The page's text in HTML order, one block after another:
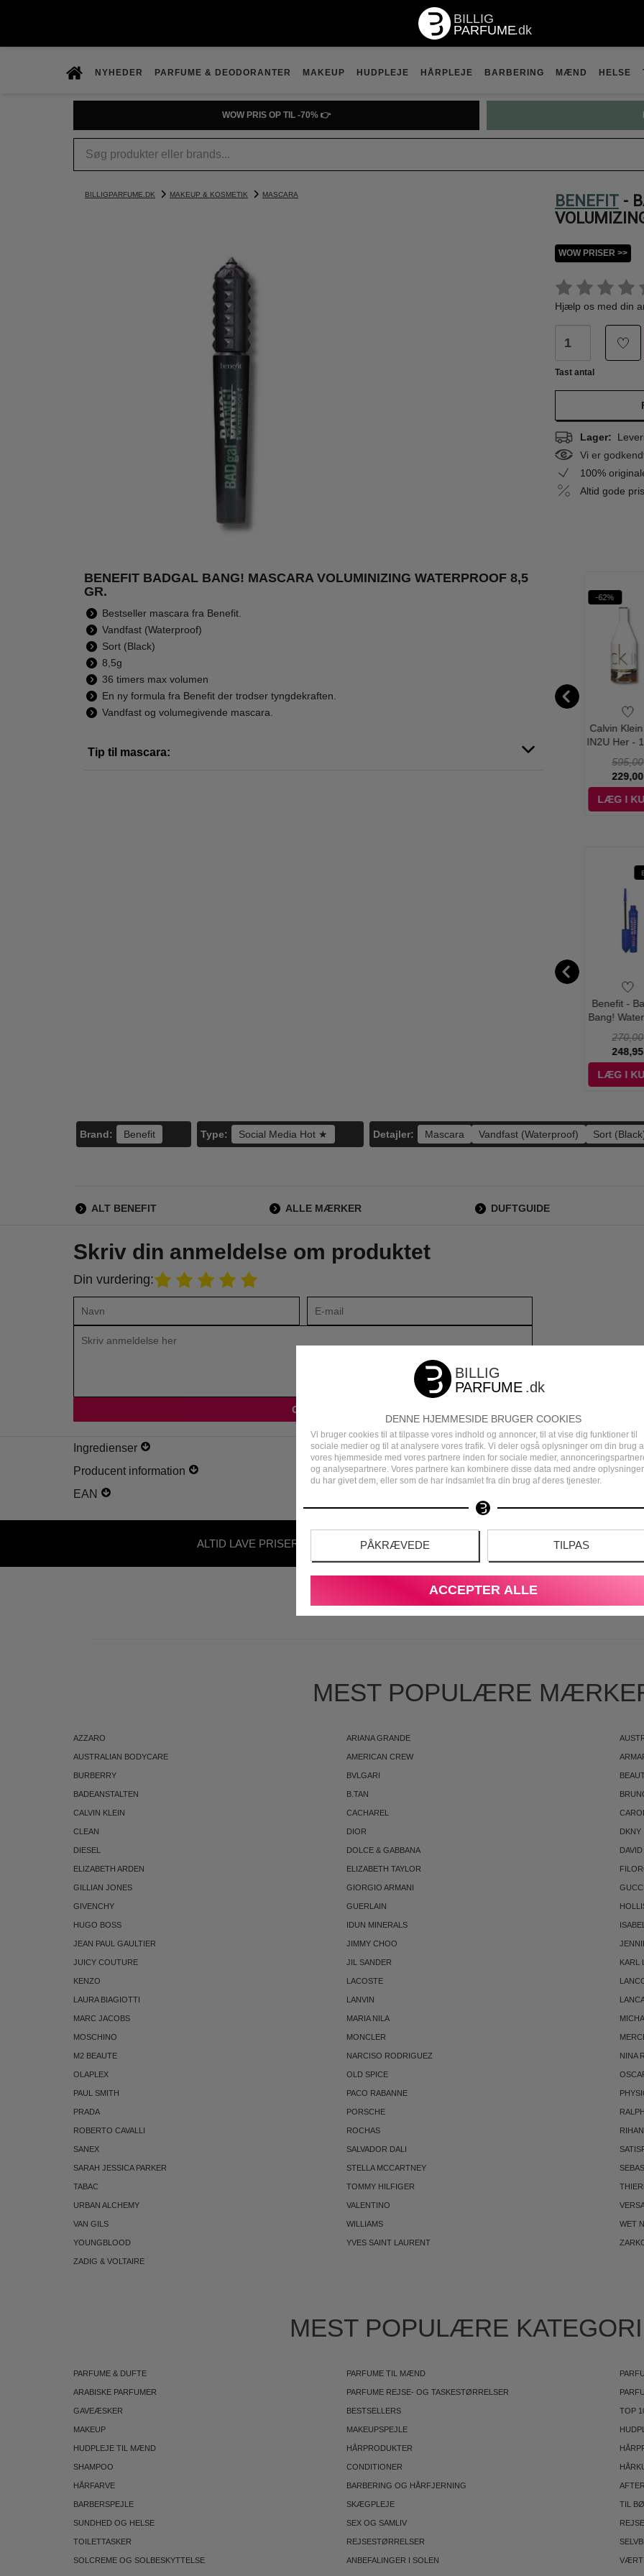
DENNE HJEMMESIDE BRUGER COOKIES
Vi bruger cookies til at tilpasse vores indhold og annoncer, til at vise dig funktioner til
sociale medier og til at analysere vores trafik. Vi deler også oplysninger om din brug
vores hjemmeside med vores partnere inden for sociale medier,
og analysepartnere. Vores partnere kan kombinere disse data med andre oplysninger,
du har givet dem, eller som de har indsamlet fra din brug af deres tjenester.
PÅKRÆVEDE TILPAS
ACCEPTER ALLE
NYHEDER PARFUME & DEODORANTER MAKEUP HUDPLEJE HÅRPLEJE BARBERING MÆND HELSE
WOW PRIS OP TIL -70% 👉
BILLIGPARFUME.DK MAKEUP & KOSMETIK MASCARA BENEFIT -
WOW PRISER >>
Hjælp os med din
Tast antal
Lager:
Vi er
100%
Altid gode
BENEFIT BADGAL BANG! MASCARA VOLUMINIZING WATERPROOF 8,5
GR.
Bestseller mascara fra Benefit.
Vandfast (Waterproof)
Sort (Black)
8,5g
36 timers max volumen
En ny formula fra Benefit der trodser tyngdekraften.
Vandfast og volumegivende mascara.
Tip til mascara:
Tinted Lip & Cheek
4g
-62%
Calvin
IN2U Her -
595,00
229,00
LÆG I
Benefit -
Bang!
Mascara
gr
270,00
248,95
LÆG I
Brand: Benefit Type: Social Media Hot ★ Detajler: Mascara Vandfast (Waterproof) Sort
ALT BENEFIT ALLE MÆRKER DUFTGUIDE
Skriv din anmeldelse om produktet
Din vurdering:
Ingredienser
Producent information
EAN
ALTID LAVE PRISER - UDEN DANSK E-MÆRKET WEBSHOP
MEST POPULÆRE
AZZARO ARIANA GRANDE
AUSTRALIAN BODYCARE AMERICAN CREW
BURBERRY BVLGARI
BADEANSTALTEN B.TAN
CALVIN KLEIN CACHAREL
CLEAN DIOR DKNY
DIESEL DOLCE & GABBANA
ELIZABETH ARDEN ELIZABETH TAYLOR
GILLIAN JONES GIORGIO ARMANI GUCCI
GIVENCHY GUERLAIN
HUGO BOSS IDUN MINERALS
JEAN PAUL GAULTIER JIMMY CHOO
JUICY COUTURE JIL SANDER KARL
KENZO LACOSTE
LAURA BIAGIOTTI LANVIN
MARC JACOBS MARIA NILA
MOSCHINO MONCLER
M2 BEAUTE NARCISO RODRIGUEZ NINA
OLAPLEX OLD SPICE
PAUL SMITH PACO RABANNE
PRADA PORSCHE
ROBERTO CAVALLI ROCHAS
SANEX SALVADOR DALI
SARAH JESSICA PARKER STELLA MCCARTNEY
TABAC TOMMY HILFIGER
URBAN ALCHEMY VALENTINO
VAN GILS WILLIAMS WET
YOUNGBLOOD YVES SAINT LAURENT
ZADIG & VOLTAIRE
MEST POPULÆRE
PARFUME & DUFTE PARFUME TIL MÆND
ARABISKE PARFUMER PARFUME REJSE- OG TASKESTØRRELSER
GAVEÆSKER BESTSELLERS TOP
MAKEUP MAKEUPSPEJLE
HUDPLEJE TIL MÆND HÅRPRODUKTER
SHAMPOO CONDITIONER
HÅRFARVE BARBERING OG HÅRFJERNING
BARBERSPEJLE SKÆGPLEJE TIL
SUNDHED OG HELSE SEX OG SAMLIV
TOILETTASKER REJSESTØRRELSER
SOLCREME OG SOLBESKYTTELSE ANBEFALINGER I SOLEN